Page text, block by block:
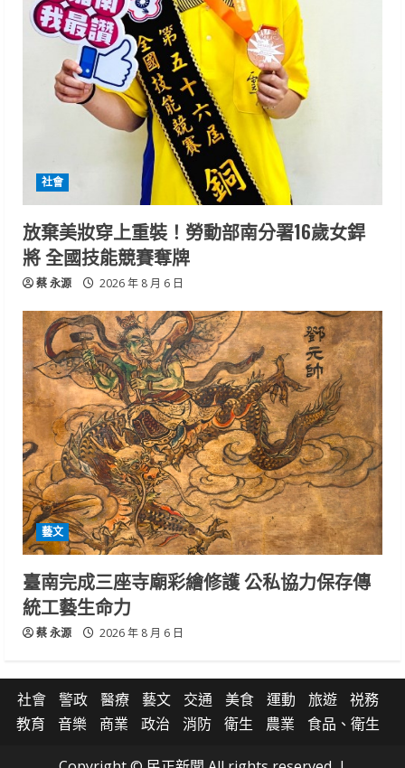
社會
放棄美妝穿上重裝！勞動部南分署16歲女銲
將 全國技能競賽奪牌
蔡 永源 2026 年 8 月 6 日
藝文
臺南完成三座寺廟彩繪修護 公私協力保存傳
統工藝生命力
蔡 永源 2026 年 8 月 6 日
社會 警政 醫療 藝文 交通 美食 運動 旅遊
祱務
教育
音樂 商業 政治 消防 衛生 農業 食品、衛生